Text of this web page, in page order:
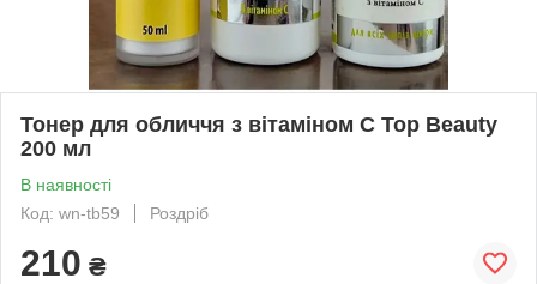
Тонер для обличчя з вітаміном С Top Beauty
200 мл
В наявності
Код: wn-tb59
Роздріб
210 ₴